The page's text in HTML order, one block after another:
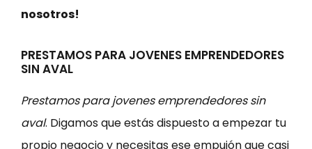
nosotros!
PRESTAMOS PARA JOVENES EMPRENDEDORES
SIN AVAL
Prestamos para jovenes emprendedores sin
aval. Digamos que estás dispuesto a empezar tu
propio negocio y necesitas ese empujón que casi